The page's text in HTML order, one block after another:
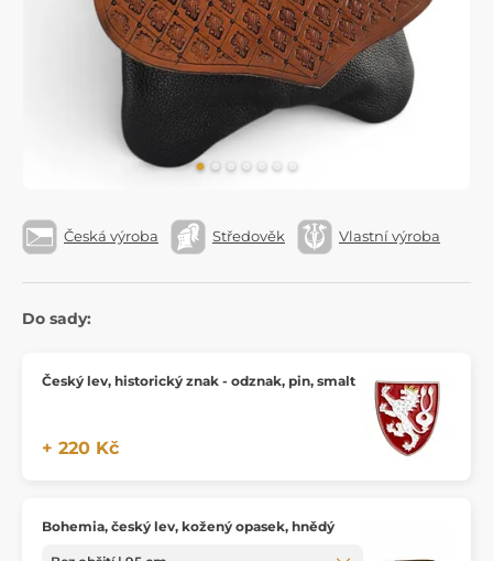
Česká výroba Středověk Vlastní výroba
Do sady:
Český lev, historický znak - odznak, pin, smalt
+ 220 Kč
Bohemia, český lev, kožený opasek, hnědý